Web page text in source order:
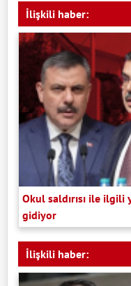
İlişkili haber:
Okul saldırısı ile
gidiyor
İlişkili haber: